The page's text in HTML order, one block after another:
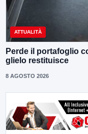
ATTUALITÀ
Perde il portafoglio
glielo restituisce
8 AGOSTO 2026